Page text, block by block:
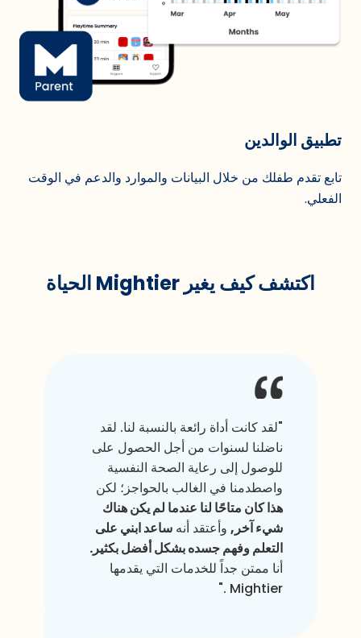
تطبيق الوالدين
تابع تقدم طفلك من خلال البيانات والموارد والدعم في الوقت
الفعلي.
اكتشف كيف يغير Mightier الحياة
"لقد كانت أداة رائعة بالنسبة لنا. لقد
ناضلنا لسنوات من أجل الحصول على
للوصول إلى رعاية الصحة النفسية
واصطدمنا في الغالب بالحواجز؛ لكن
هذا كان متاحًا لنا عندما لم يكن هناك
شيء آخر, وأعتقد أنهساعد ابني على
التعلم وفهم جسده بشكل أفضل بكثير.
أنا ممتن جداً للخدمات التي يقدمها
Mightier ."